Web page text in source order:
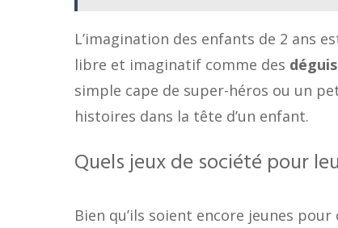
L’imagination des enfants de 2 ans
libre et imaginatif comme des
simple cape de super-héros ou un
histoires dans la tête d’un enfant.
Quels jeux de société pour
Bien qu’ils soient encore jeunes pour